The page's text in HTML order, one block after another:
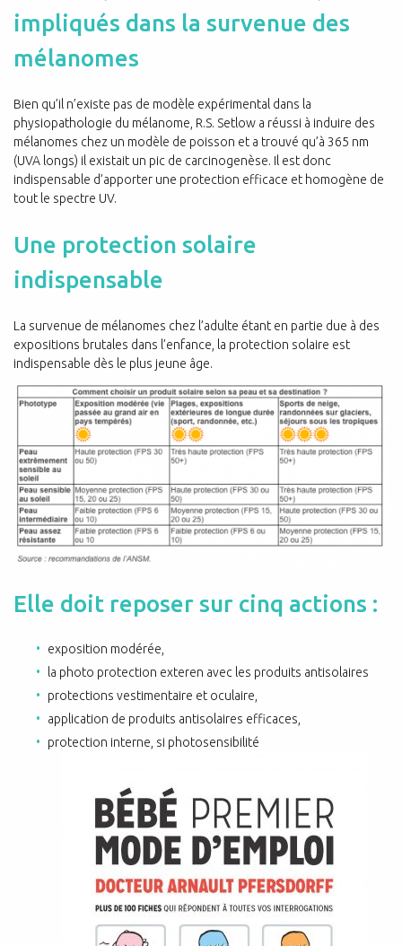
impliqués dans la survenue des
mélanomes
Bien qu’il n’existe pas de modèle expérimental dans la
physiopathologie du mélanome, R.S. Setlow a réussi à induire des
mélanomes chez un modèle de poisson et a trouvé qu’à 365 nm
(UVA longs) il existait un pic de carcinogenèse. Il est donc
indispensable d’apporter une protection efficace et homogène de
tout le spectre UV.
Une protection solaire
indispensable
La survenue de mélanomes chez l’adulte étant en partie due à des
expositions brutales dans l’enfance, la protection solaire est
indispensable dès le plus jeune âge.
Elle doit reposer sur cinq actions :
exposition modérée,
la photo protection exteren avec les produits antisolaires
protections vestimentaire et oculaire,
application de produits antisolaires efficaces,
protection interne, si photosensibilité